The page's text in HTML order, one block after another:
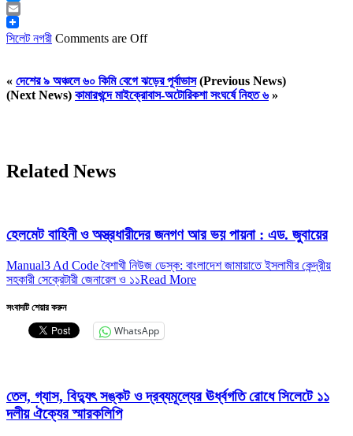
Messenger
Email
সিলেট নগরী Comments are Off
« দেশের ৯ অঞ্চলে ৬০ কিমি বেগে ঝড়ের পূর্বাভাস(Previous News)
(Next News) কামারখন্দে মাইক্রোবাস-অটোরিকশা সংঘর্ষে নিহত ৬ »
Related News
হেলমেট বাহিনী ও অস্ত্রধারীদের জনগণ আর ভয় পায়না : এড. জুবায়ের
Manual3 Ad Code বৈশাখী নিউজ ডেস্ক: বাংলাদেশ জামায়াতে ইসলামীর কেন্দ্রীয়
সহকারী সেক্রেটারী জেনারেল ও ১১Read More
সংবাদটি শেয়ার করুন
WhatsApp
তেল, গ্যাস, বিদ্যুৎ সঙ্কট ও দ্রব্যমূল্যের ঊর্ধ্বগতি রোধে সিলেটে ১১
দলীয় ঐক্যের স্মারকলিপি